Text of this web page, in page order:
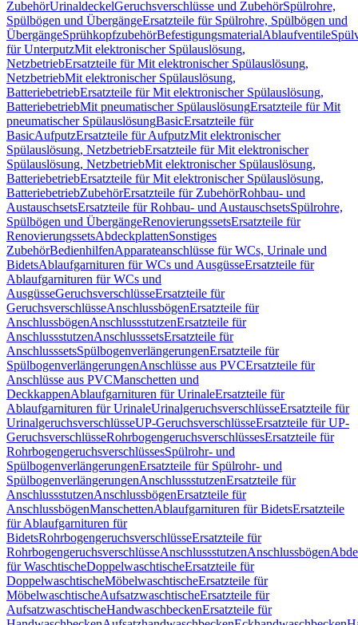
ZubehörUrinaldeckelGeruchsverschlüsse und ZubehörSpülrohre,
Spülbögen und ÜbergängeErsatzteile für Spülrohre, Spülbögen und
ÜbergängeSprühkopfzubehörBefestigungsmaterialAblaufventile
für UnterputzMit elektronischer Spülauslösung,
NetzbetriebErsatzteile für Mit elektronischer Spülauslösung,
NetzbetriebMit elektronischer Spülauslösung,
BatteriebetriebErsatzteile für Mit elektronischer Spülauslösung,
BatteriebetriebMit pneumatischer SpülauslösungErsatzteile für Mit
pneumatischer SpülauslösungBasicErsatzteile für
BasicAufputzErsatzteile für AufputzMit elektronischer
Spülauslösung, NetzbetriebErsatzteile für Mit elektronischer
Spülauslösung, NetzbetriebMit elektronischer Spülauslösung,
BatteriebetriebErsatzteile für Mit elektronischer Spülauslösung,
BatteriebetriebZubehörErsatzteile für ZubehörRohbau- und
AustauschsetsErsatzteile für Rohbau- und AustauschsetsSpülrohre,
Spülbögen und ÜbergängeRenovierungssetsErsatzteile für
RenovierungssetsAbdeckplattenSonstiges
ZubehörBedienhilfenApparateanschlüsse für WCs, Urinale und
BidetsAblaufgarnituren für WCs und AusgüsseErsatzteile für
Ablaufgarnituren für WCs und
AusgüsseGeruchsverschlüsseErsatzteile für
GeruchsverschlüsseAnschlussbögenErsatzteile für
AnschlussbögenAnschlussstutzenErsatzteile für
AnschlussstutzenAnschlusssetsErsatzteile für
AnschlusssetsSpülbogenverlängerungenErsatzteile für
SpülbogenverlängerungenAnschlüsse aus PVCErsatzteile für
Anschlüsse aus PVCManschetten und
DeckkappenAblaufgarnituren für UrinaleErsatzteile für
Ablaufgarnituren für UrinaleUrinalgeruchsverschlüsseErsatzteile für
UrinalgeruchsverschlüsseUP-GeruchsverschlüsseErsatzteile für UP-
GeruchsverschlüsseRohrbogengeruchsverschlüssesErsatzteile für
RohrbogengeruchsverschlüssesSpülrohr- und
SpülbogenverlängerungenErsatzteile für Spülrohr- und
SpülbogenverlängerungenAnschlussstutzenErsatzteile für
AnschlussstutzenAnschlussbögenErsatzteile für
AnschlussbögenManschettenAblaufgarnituren für BidetsErsatzteile
für Ablaufgarnituren für
BidetsRohrbogengeruchsverschlüsseErsatzteile für
RohrbogengeruchsverschlüsseAnschlussstutzenAnschlussbögen
für WaschtischeDoppelwaschtischeErsatzteile für
DoppelwaschtischeMöbelwaschtischeErsatzteile für
MöbelwaschtischeAufsatzwaschtischeErsatzteile für
AufsatzwaschtischeHandwaschbeckenErsatzteile für